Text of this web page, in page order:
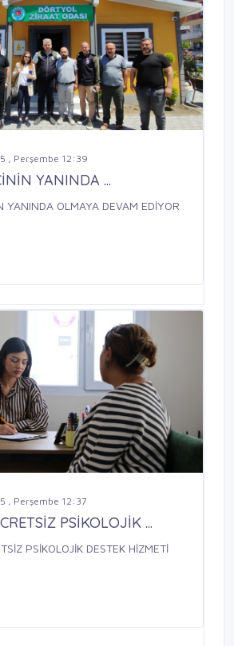
, Perşembe 12:39
YANINDA ...
YANINDA OLMAYA DEVAM EDİYOR
, Perşembe 12:37
PSİKOLOJİK ...
PSİKOLOJİK DESTEK HİZMETİ